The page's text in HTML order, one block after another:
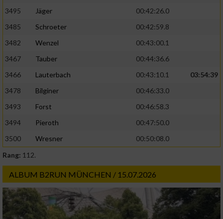
3495
Jäger
00:42:26.0
3485
Schroeter
00:42:59.8
3482
Wenzel
00:43:00.1
3467
Tauber
00:44:36.6
3466
Lauterbach 00:43:10.1
03:54:39
3478
Bilginer
00:46:33.0
3493
Forst
00:46:58.3
3494
Pieroth
00:47:50.0
3500
Wresner
00:50:08.0
Rang: 112.
ALBUM B2RUN MÜNCHEN / 15.07.2026